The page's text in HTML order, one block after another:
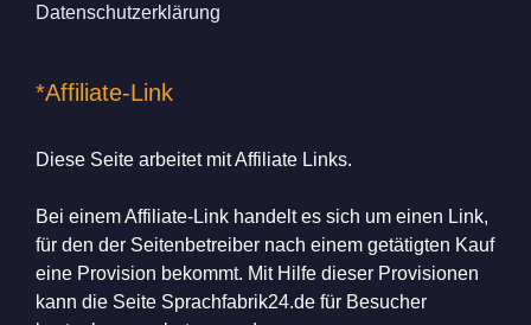
Datenschutzerklärung
*Affiliate-Link
Diese Seite arbeitet mit Affiliate Links.
Bei einem Affiliate-Link handelt es sich um einen Link,
für den der Seitenbetreiber nach einem getätigten Kauf
eine Provision bekommt. Mit Hilfe dieser Provisionen
kann die Seite Sprachfabrik24.de für Besucher